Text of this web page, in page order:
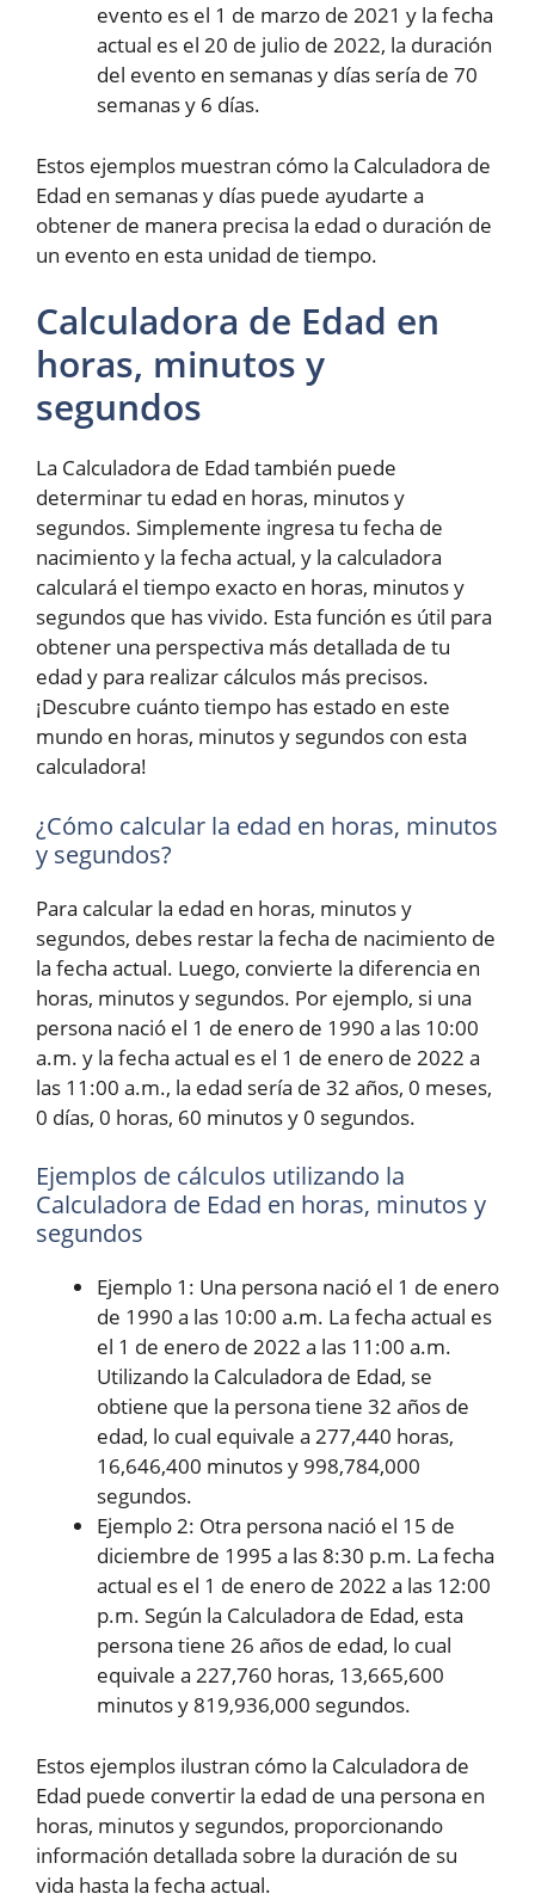
evento es el 1 de marzo de 2021 y la fecha
actual es el 20 de julio de 2022, la duración
del evento en semanas y días sería de 70
semanas y 6 días.
Estos ejemplos muestran cómo la Calculadora de
Edad en semanas y días puede ayudarte a
obtener de manera precisa la edad o duración de
un evento en esta unidad de tiempo.
Calculadora de Edad en
horas, minutos y
segundos
La Calculadora de Edad también puede
determinar tu edad en horas, minutos y
segundos. Simplemente ingresa tu fecha de
nacimiento y la fecha actual, y la calculadora
calculará el tiempo exacto en horas, minutos y
segundos que has vivido. Esta función es útil para
obtener una perspectiva más detallada de tu
edad y para realizar cálculos más precisos.
¡Descubre cuánto tiempo has estado en este
mundo en horas, minutos y segundos con esta
calculadora!
¿Cómo calcular la edad en horas, minutos
y segundos?
Para calcular la edad en horas, minutos y
segundos, debes restar la fecha de nacimiento de
la fecha actual. Luego, convierte la diferencia en
horas, minutos y segundos. Por ejemplo, si una
persona nació el 1 de enero de 1990 a las 10:00
a.m. y la fecha actual es el 1 de enero de 2022 a
las 11:00 a.m., la edad sería de 32 años, 0 meses,
0 días, 0 horas, 60 minutos y 0 segundos.
Ejemplos de cálculos utilizando la
Calculadora de Edad en horas, minutos y
segundos
Ejemplo 1: Una persona nació el 1 de enero
de 1990 a las 10:00 a.m. La fecha actual es
el 1 de enero de 2022 a las 11:00 a.m.
Utilizando la Calculadora de Edad, se
obtiene que la persona tiene 32 años de
edad, lo cual equivale a 277,440 horas,
16,646,400 minutos y 998,784,000
segundos.
Ejemplo 2: Otra persona nació el 15 de
diciembre de 1995 a las 8:30 p.m. La fecha
actual es el 1 de enero de 2022 a las 12:00
p.m. Según la Calculadora de Edad, esta
persona tiene 26 años de edad, lo cual
equivale a 227,760 horas, 13,665,600
minutos y 819,936,000 segundos.
Estos ejemplos ilustran cómo la Calculadora de
Edad puede convertir la edad de una persona en
horas, minutos y segundos, proporcionando
información detallada sobre la duración de su
vida hasta la fecha actual.